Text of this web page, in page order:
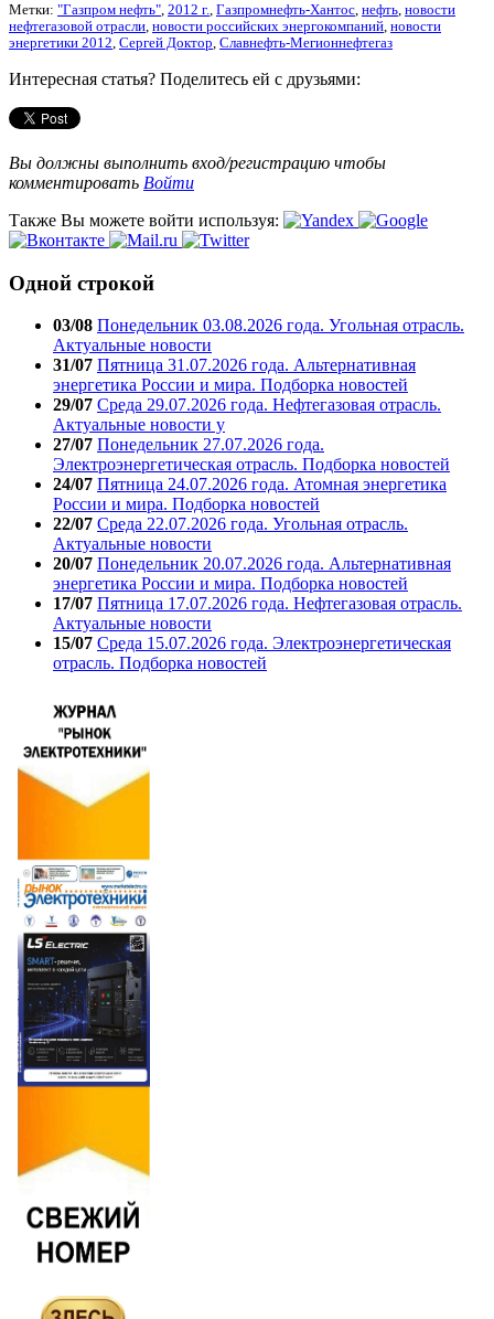
Метки: "Газпром нефть", 2012 г., Газпромнефть-Хантос, нефть, новости
нефтегазовой отрасли, новости российских энергокомпаний, новости
энергетики 2012, Сергей Доктор, Славнефть-Мегионнефтегаз
Интересная статья? Поделитесь ей с друзьями:
Вы должны выполнить вход/регистрацию чтобы
комментировать Войти
Также Вы можете войти используя:
Одной строкой
03/08 Понедельник 03.08.2026 года. Угольная отрасль.
Актуальные новости
31/07 Пятница 31.07.2026 года. Альтернативная
энергетика России и мира. Подборка новостей
29/07 Среда 29.07.2026 года. Нефтегазовая отрасль.
Актуальные новости у
27/07 Понедельник 27.07.2026 года.
Электроэнергетическая отрасль. Подборка новостей
24/07 Пятница 24.07.2026 года. Атомная энергетика
России и мира. Подборка новостей
22/07 Среда 22.07.2026 года. Угольная отрасль.
Актуальные новости
20/07 Понедельник 20.07.2026 года. Альтернативная
энергетика России и мира. Подборка новостей
17/07 Пятница 17.07.2026 года. Нефтегазовая отрасль.
Актуальные новости
15/07 Среда 15.07.2026 года. Электроэнергетическая
отрасль. Подборка новостей